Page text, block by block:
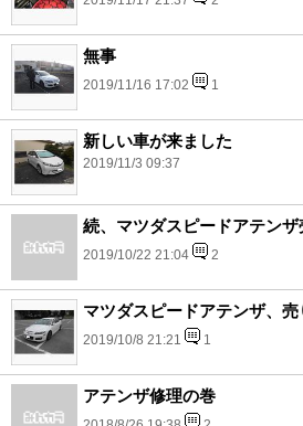
無事
2019/11/16 17:02 1
新しい車が来ました
2019/11/3 09:37
続、マツダスピードアテンザ
2019/10/22 21:04 2
マツダスピードアテンザ、売
2019/10/8 21:21 1
アテンザ修理の巻